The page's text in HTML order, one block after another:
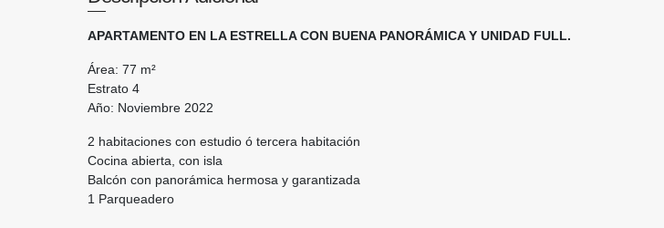
APARTAMENTO EN LA ESTRELLA CON BUENA PANORÁMICA Y UNIDAD FULL.
Área: 77 m²
Estrato 4
Año: Noviembre 2022
2 habitaciones con estudio ó tercera habitación
Cocina abierta, con isla
Balcón con panorámica hermosa y garantizada
1 Parqueadero